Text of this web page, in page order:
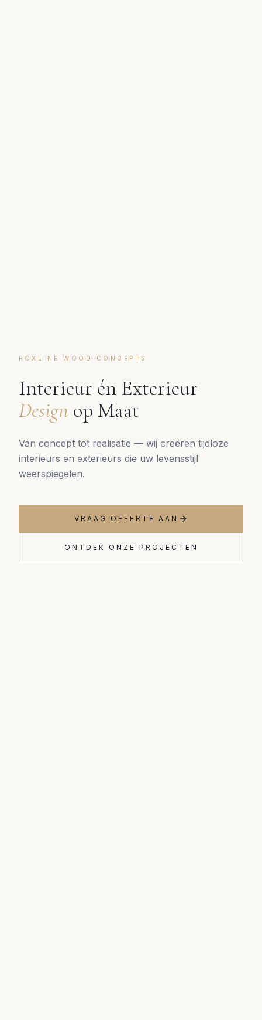
FOXLINE WOOD CONCEPTS
Interieur én Exterieur
Design op Maat
Van concept tot realisatie — wij creëren tijdloze
interieurs en exterieurs die uw levensstijl
weerspiegelen.
VRAAG OFFERTE AAN
ONTDEK ONZE PROJECTEN